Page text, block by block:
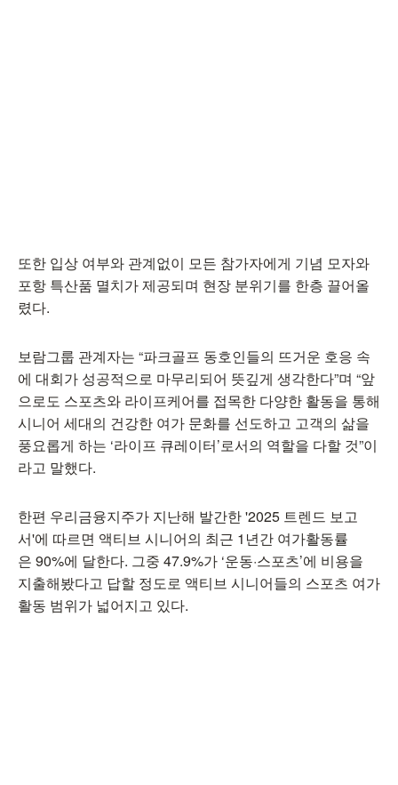
또한 입상 여부와 관계없이 모든 참가자에게 기념 모자와
포항 특산품 멸치가 제공되며 현장 분위기를 한층 끌어올
렸다.
보람그룹 관계자는 “파크골프 동호인들의 뜨거운 호응 속
에 대회가 성공적으로 마무리되어 뜻깊게 생각한다”며 “앞
으로도 스포츠와 라이프케어를 접목한 다양한 활동을 통해
시니어 세대의 건강한 여가 문화를 선도하고 고객의 삶을
풍요롭게 하는 ‘라이프 큐레이터’로서의 역할을 다할 것”이
라고 말했다.
한편 우리금융지주가 지난해 발간한 '2025 트렌드 보고
서'에 따르면 액티브 시니어의 최근 1년간 여가활동률
은 90%에 달한다. 그중 47.9%가 ‘운동·스포츠’에 비용을
지출해봤다고 답할 정도로 액티브 시니어들의 스포츠 여가
활동 범위가 넓어지고 있다.